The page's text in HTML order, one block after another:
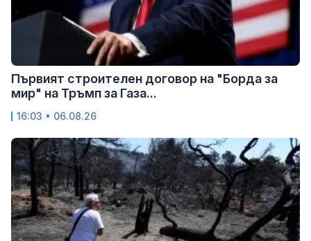
Първият строителен договор на "Борда за
мир" на Тръмп за Газа...
16:03 • 06.08.26